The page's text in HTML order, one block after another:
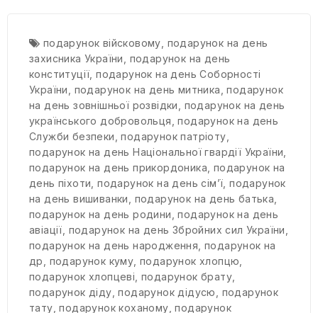
подарунок війсковому, подарунок на день
захисника України, подарунок на день
конституції,подарунок на день Соборності
України, подарунок на день митника,подарунок
на день зовнішньої розвідки, подарунок на день
українського добровольця,подарунок на день
Служби безпеки,подарунок патріоту,
подарунок на день Національної гвардії України,
подарунок на день прикордоника, подарунок на
день піхоти,подарунок на день сім’ї,подарунок
на день вишиванки, подарунок на день батька,
подарунок на день родини,подарунок на день
авіації, подарунок на день Збройних сил України,
подарунок на день народження,подарунок на
др, подарунок куму,подарунок хлопцю,
подарунок хлопцеві,подарунок брату,
подарунок діду,подарунок дідусю, подарунок
тату,подарунок коханому,подарунок